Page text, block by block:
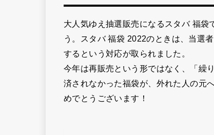
大人気ゆえ抽選販売になるスタバ 福
う。スタバ 福袋 2022のときは、当選
するという対応が取られました。
今年は再販売という形ではなく、「繰
済されなかった福袋が、外れた人の元
めでとうございます！